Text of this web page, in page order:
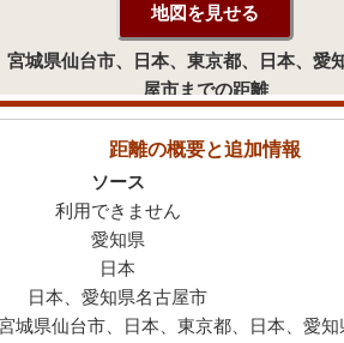
城県仙台市、日本、東京都、日本、
屋市までの距離
距離の概要と追加情報
ソース
利用できません
愛知県
日本
日本、愛知県名古屋市
城県仙台市、日本、東京都、日本、